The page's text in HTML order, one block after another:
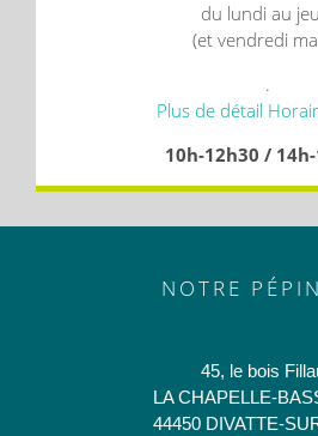
du lundi au
(et vendredi
.
Plus de détail
10h-12h30 /
NOTRE
45, le bois
LA CHAPELLE-
44450 DIVATTE-